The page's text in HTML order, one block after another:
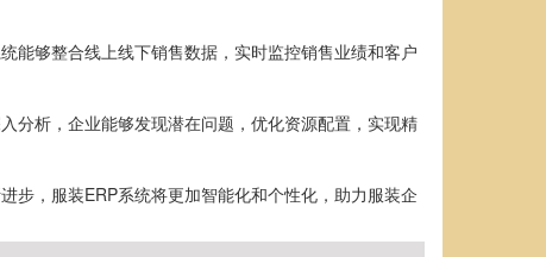
能够整合线上线下销售数据，实时监控销售业绩和客户
分析，企业能够发现潜在问题，优化资源配置，实现精
步，服装ERP系统将更加智能化和个性化，助力服装企